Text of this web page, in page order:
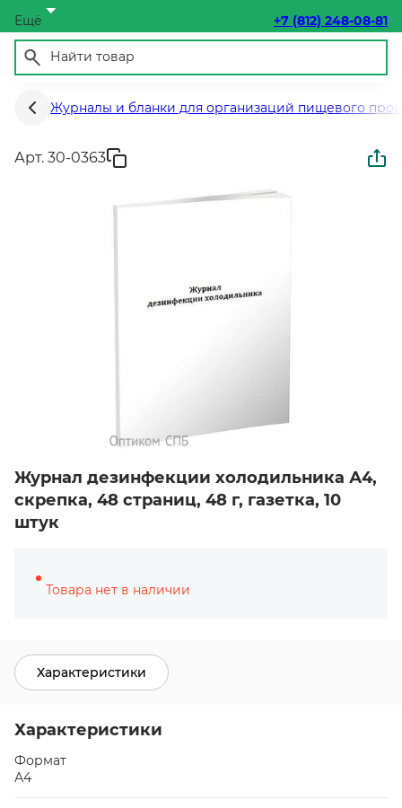
Ещё +7 (812) 248-08-81
Журналы и бланки для организаций пищевого
Арт. 30-0363
Журнал дезинфекции холодильника А4,
скрепка, 48 страниц, 48 г, газетка, 10
штук
Товара нет в наличии
Характеристики
Характеристики
Формат
А4